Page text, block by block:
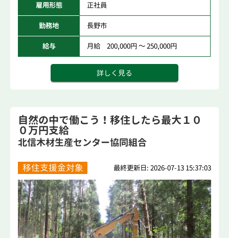
雇用形態 正社員
勤務地 長野市
給与 月給 200,000円 ～ 250,000円
詳しく見る
自然の中で働こう！移住したら最大１０
０万円支給
北信木材生産センター協同組合
移住支援金対象 最終更新日: 2026-07-13 15:37:03